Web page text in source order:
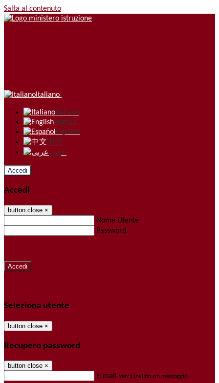
Salta al contenuto
Italiano
Italiano
English
Español
中文
عربى
Accedi
Accedi
button close ×
Nome Utente
Password
-
Seleziona utente
button close ×
Recupero password
button close ×
E-mail Verrà inviato un messaggio